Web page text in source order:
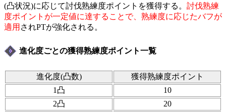
(凸状況)に応じて討伐熟練度ポイントを獲得する。 討伐熟練
度ポイントが一定値に達することで、熟練度に応じたバフが
適用 されPTが強化される。
進化度ごとの獲得熟練度ポイント一覧
進化度(凸数)
獲得熟練度ポイント
1凸
10
2凸
20